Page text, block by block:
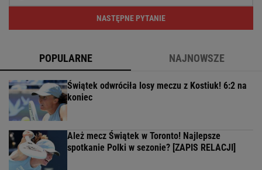
NASTĘPNE PYTANIE
POPULARNE NAJNOWSZE
Świątek odwróciła losy meczu z Kostiuk! 6:2 na
koniec
Ależ mecz Świątek w Toronto! Najlepsze
spotkanie Polki w sezonie? [ZAPIS RELACJI]